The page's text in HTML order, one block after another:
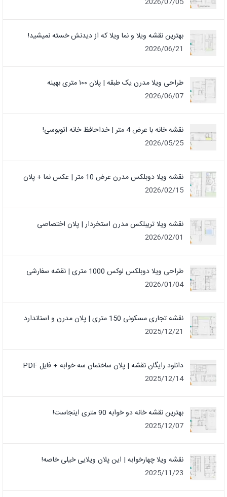
بهترین نقشه ویلا و نما ویلا که از دیدنش خسته نمیشید!
2026/06/21
طراحی ویلا مدرن یک‌ طبقه | پلان ۱۰۰ متری بهینه
2026/06/07
نقشه خانه با عرض 4 متر | خداحافظ خانه‌ اتوبوسی!
2026/05/25
نقشه ویلا دوبلکس مدرن عرض 10 متر | عکس نما + پلان
2026/02/15
نقشه ویلا تریبلکس مدرن استخردار | پلان اختصاصی
2026/02/01
طراحی ویلا دوبلکس لوکس 1000 متری | نقشه سفارشی
2026/01/04
نقشه تجاری مسکونی 150 متری | پلان مدرن و استاندارد
2025/12/21
دانلود رایگان نقشه | پلان ساختمان سه خوابه + فایل PDF
2025/12/14
بهترین نقشه خانه دو خوابه 90 متری اینجاست!
2025/12/07
نقشه ویلا چهارخوابه | این پلان ویلایی خیلی خاصه!
2025/11/23